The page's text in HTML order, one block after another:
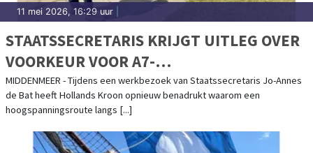
11 mei 2026, 16:29 uur
STAATSSECRETARIS KRIJGT UITLEG OVER
VOORKEUR VOOR A7-
HOOGSPANNINGSTRACÉ EN -STATION OP
AGRIPORT
MIDDENMEER - Tijdens een werkbezoek van Staatssecretaris Jo-Annes
de Bat heeft Hollands Kroon opnieuw benadrukt waarom een
hoogspanningsroute langs [...]